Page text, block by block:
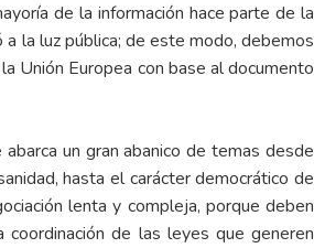
de la información hace parte de la
la luz pública; de este modo, debemos
Unión Europea con base al documento
un gran abanico de temas desde
hasta el carácter democrático de
lenta y compleja, porque deben
de las leyes que generen